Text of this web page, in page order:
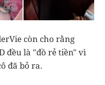
còn cho rằng
đều là "đồ rẻ tiền" vì
đã bỏ ra.